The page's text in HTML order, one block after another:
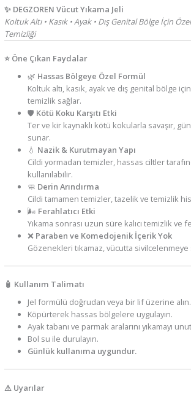
✨ DEGZOREN Vücut Yıkama Jeli
Koltuk Altı • Kasık • Ayak • Dış Genital Bölge İçin
Temizliği
⭐ Öne Çıkan Faydalar
🌿 Hassas Bölgeye Özel Formül
Koltuk altı, kasık, ayak ve dış genital bölge
temizlik sağlar.
🛡️ Kötü Koku Karşıtı Etki
Ter ve kir kaynaklı kötü kokularla savaşır,
sunar.
💧 Nazik & Kurutmayan Yapı
Cildi yormadan temizler, hassas ciltler
kullanılabilir.
🧼 Derin Arındırma
Cildi tamamen temizler, tazelik ve temizlik
🌬️ Ferahlatıcı Etki
Yıkama sonrası uzun süre kalıcı temizlik ve
❌ Paraben ve Komedojenik İçerik Yok
Gözenekleri tıkamaz, vücutta
🧴 Kullanım Talimatı
Jel formülü doğrudan veya bir lif üzerine alın.
Köpürterek hassas bölgelere uygulayın.
Ayak tabanı ve parmak aralarını yıkamayı
Bol su ile durulayın.
Günlük kullanıma uygundur.
⚠ Uyarılar